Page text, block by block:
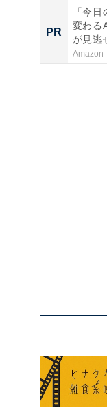
PR
「今
変わる
が見逃
Amazon